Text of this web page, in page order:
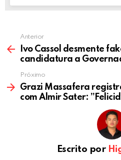
Anterior
Ivo Cassol desmente
candidatura a
Próximo
Grazi Massafera
com Almir Sater:
Escrito por